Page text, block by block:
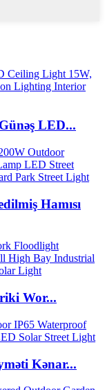
LED...
Hamısı
Wor...
Kənar...